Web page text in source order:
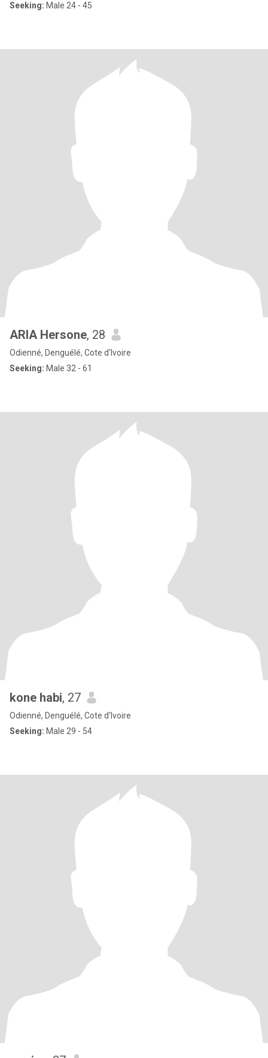
Seeking: Male 24 - 45
ARIA Hersone, 28
Odienné, Denguélé, Cote d'Ivoire
Seeking: Male 32 - 61
kone habi, 27
Odienné, Denguélé, Cote d'Ivoire
Seeking: Male 29 - 54